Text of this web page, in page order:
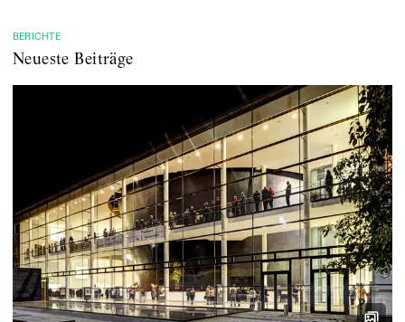
BERICHTE
Neueste Beiträge